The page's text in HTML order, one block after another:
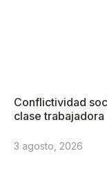
Conflictividad
clase trabajadora
3 agosto, 2026